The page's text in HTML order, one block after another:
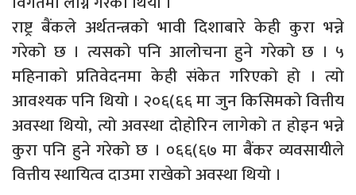
राष्ट्र बैंकले अर्थतन्त्रको भावी दिशाबारे केही कुरा भन्ने
गरेको छ । त्यसको पनि आलोचना हुने गरेको छ । ५
महिनाको प्रतिवेदनमा केही संकेत गरिएको हो । त्यो
आवश्यक पनि थियो । २०६(६६ मा जुन किसिमको वित्तीय
अवस्था थियो, त्यो अवस्था दोहोरिन लागेको त होइन भन्ने
कुरा पनि हुने गरेको छ । ०६६(६७ मा बैंकर व्यवसायीले
वित्तीय स्थायित्व दाउमा राखेको अवस्था थियो ।